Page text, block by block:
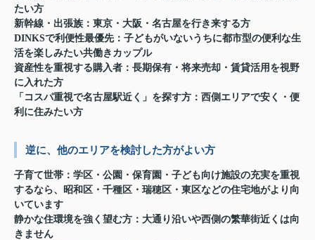
たい方
新幹線・出張族 ：東京・大阪・名古屋を行き来する方
DINKSで利便性最優先：子どもがいないうちに都市型の便利な生
活を楽しみたい共働きカップル
資産性を重視する購入者 ：長期保有・将来売却・賃貸活用を視野
に入れた方
「コスパ重視で名古屋駅近く」を探す方 ：西側エリアで安く・便
利に住みたい方
逆に、他のエリアを検討した方がよい方
子育て世帯 ：学区・公園・保育園・子ども向け施設の充実を重視
するなら、昭和区・千種区・瑞穂区・東区などの住宅地がより向
いています
静かな住環境を強く望む方 ：大通り沿いや西側の繁華街近くは向
きません